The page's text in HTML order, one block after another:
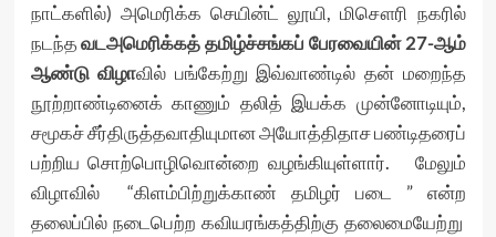
நாட்களில்) அமெரிக்க செயின்ட் லூயி, மிசௌரி நகரில்
நடந்தவடஅமெரிக்கத் தமிழ்ச்சங்கப் பேரவையின் 27-ஆம்
ஆண்டு விழாவில் பங்கேற்று இவ்வாண்டில் தன் மறைந்த
நூற்றாண்டினைக் காணும் தலித் இயக்க முன்னோடியும்,
சமூகச் சீர்திருத்தவாதியுமான அயோத்திதாச பண்டிதரைப்
பற்றிய சொற்பொழிவொன்றை வழங்கியுள்ளார். மேலும்
விழாவில் “கிளம்பிற்றுக்காண் தமிழர் படை ” என்ற
தலைப்பில் நடைபெற்ற கவியரங்கத்திற்கு தலைமையேற்று